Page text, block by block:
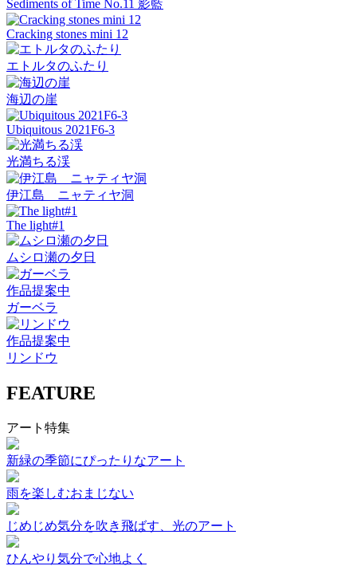
Sediments of Time No.11 影藍
Cracking stones mini 12
エトルタのふたり
海辺の崖
Ubiquitous 2021F6-3
光満ちる渓
伊江島 ニャティヤ洞
The light#1
ムシロ瀬の夕日
作品提案中
ガーベラ
作品提案中
リンドウ
FEATURE
アート特集
新緑の季節にぴったりなアート
雨を楽しむおまじない
じめじめ気分を吹き飛ばす、光のアート
ひんやり気分で心地よく